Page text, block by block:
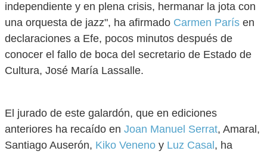
independiente y en plena crisis, hermanar la jota con
una orquesta de jazz", ha afirmado Carmen París en
declaraciones a Efe, pocos minutos después de
conocer el fallo de boca del secretario de Estado de
Cultura, José María Lassalle.
El jurado de este galardón, que en ediciones
anteriores ha recaído en Joan Manuel Serrat, Amaral,
Santiago Auserón, Kiko Veneno y Luz Casal , ha